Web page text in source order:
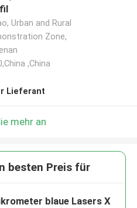
Urban and Rural
Zone,
,China
Lieferant
mehr an
besten Preis für
blaue Lasers X